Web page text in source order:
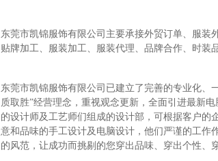
东莞市凯锦服饰有限公司主要承接外贸订单、服装
贴牌加工、服装加工、服装代理、品牌合作、时装
东莞市凯锦服饰有限公司已建立了完善的专业化、
质取胜”经营理念，重视观念更新，全面引进最新
的设计师及工艺师们组成的设计部，可根据客户的
意和品味的手工设计及电脑设计，他们严谨的工作
的风范，让成功而挑剔的您穿出品味、穿出个性、